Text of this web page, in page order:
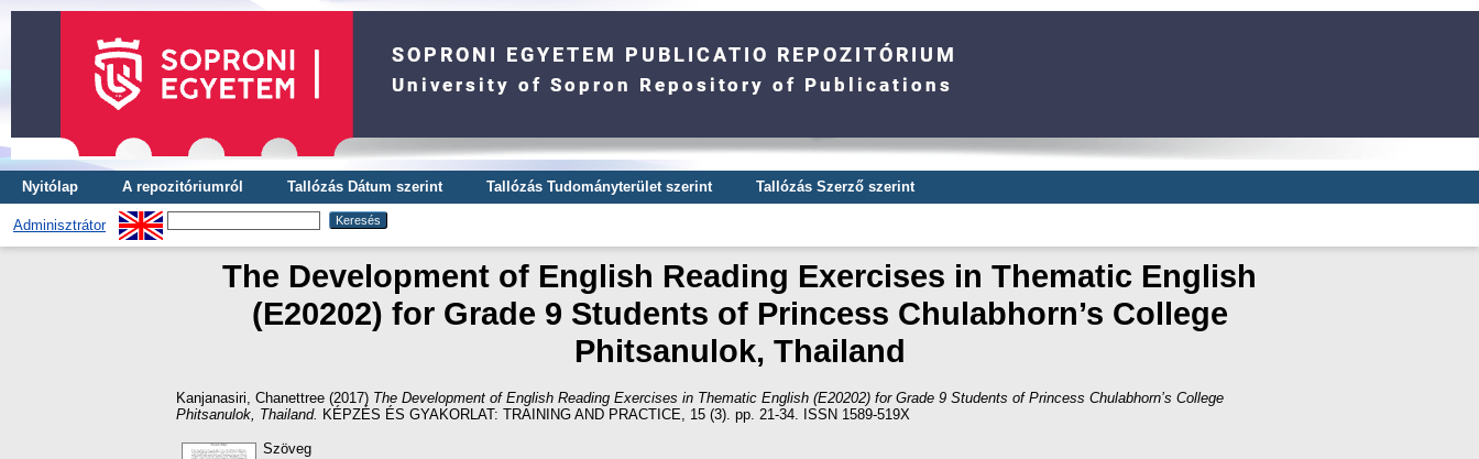
Nyitólap A repozitóriumról Tallózás Dátum szerint Tallózás Tudományterület szerint Tallózás Szerző szerint
Adminisztrátor
The Development of English Reading Exercises in Thematic English
(E20202) for Grade 9 Students of Princess Chulabhorn’s College
Phitsanulok, Thailand
Kanjanasiri, Chanettree (2017) The Development of English Reading Exercises in Thematic English (E20202) for Grade 9 Students of Princess Chulabhorn’s College
Phitsanulok, Thailand. KÉPZÉS ÉS GYAKORLAT: TRAINING AND PRACTICE, 15 (3). pp. 21-34. ISSN 1589-519X
Szöveg